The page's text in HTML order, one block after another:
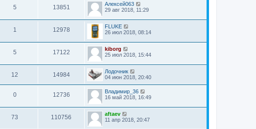
5 13851
Алексей063
29 авг 2018, 11:29
1 12978
FLUKE
26 июл 2018, 08:14
5 17122
kiborg
25 июл 2018, 15:44
12 14984
Лодочник
04 июн 2018, 20:40
0 12736
Владимир_36
16 май 2018, 16:49
73 110756
aftaev
11 апр 2018, 20:47